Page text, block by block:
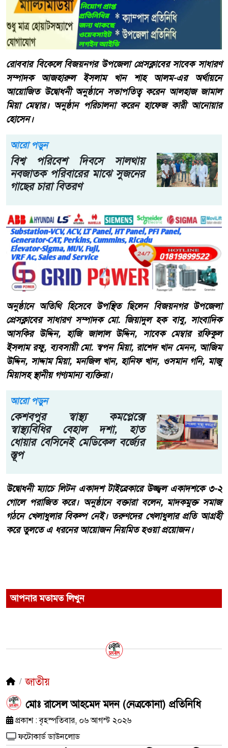
রোববার বিকেলে বিজয়নগর উপজেলা প্রেসক্লাবের সাবেক সাধারণ
সম্পাদক আজহারুল ইসলাম খান শাহ আলম-এর অর্থায়নে
আয়োজিত উদ্বোধনী অনুষ্ঠানে সভাপতিত্ব করেন আলহাজ জামাল
মিয়া মেম্বার। অনুষ্ঠান পরিচালনা করেন হাফেজ কারী আনোয়ার
হোসেন।
আরো পড়ুন
বিশ্ব পরিবেশ দিবসে সালথায়
নবজাতক পরিবারের মাঝে সুজনের
গাছের চারা বিতরণ
অনুষ্ঠানে অতিথি হিসেবে উপস্থিত ছিলেন বিজয়নগর উপজেলা
প্রেসক্লাবের সাধারণ সম্পাদক মো. জিয়াদুল হক বাবু, সাংবাদিক
আসকির উদ্দিন, হাজি জালাল উদ্দিন, সাবেক মেম্বার রফিকুল
ইসলাম রফু, ব্যবসায়ী মো. স্বপন মিয়া, রাশেদ খান মেনন, আজিম
উদ্দিন, সাদ্দাম মিয়া, মনজিল খান, হানিফ খান, ওসমান গনি, মাজু
মিয়াসহ স্থানীয় গণ্যমান্য ব্যক্তিরা।
আরো পড়ুন
কেশবপুর স্বাস্থ্য কমপ্লেক্সে
স্বাস্থ্যবিধির বেহাল দশা, হাত
ধোয়ার বেসিনেই মেডিকেল বর্জ্যের
স্তূপ
উদ্বোধনী ম্যাচে লিটন একাদশ টাইব্রেকারে উজ্জ্বল একাদশকে ৩-২
গোলে পরাজিত করে। অনুষ্ঠানে বক্তারা বলেন, মাদকমুক্ত সমাজ
গঠনে খেলাধুলার বিকল্প নেই। তরুণদের খেলাধুলার প্রতি আগ্রহী
করে তুলতে এ ধরনের আয়োজন নিয়মিত হওয়া প্রয়োজন।
আপনার মতামত লিখুন
জাতীয়
মোঃ রাসেল আহমেদ মদন (নেত্রকোনা) প্রতিনিধি
প্রকাশ : বৃহস্পতিবার, ০৬ আগস্ট ২০২৬
ফটোকার্ড ডাউনলোড